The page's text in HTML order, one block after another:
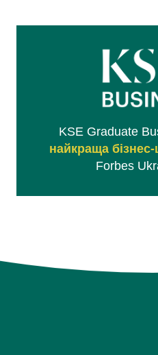
KSE Graduate
найкраща
Forbes